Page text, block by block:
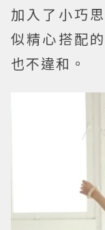
加入了小巧
似精心搭配
也不違和。